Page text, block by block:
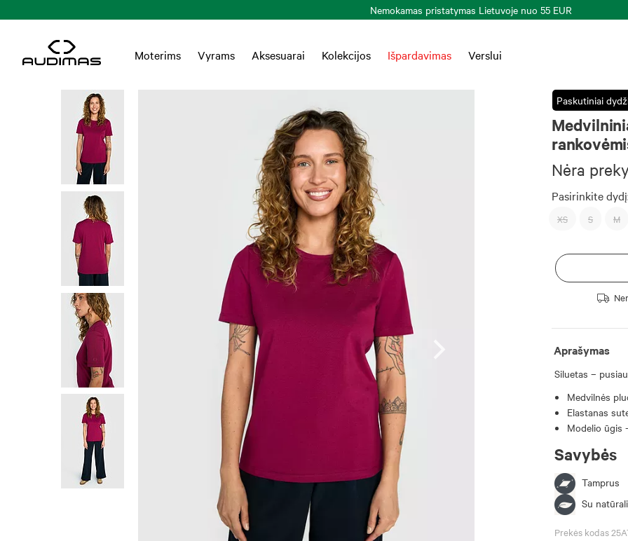
Nemokamas pristatymas Lietuvoje nuo 55 EUR
Moterims Vyrams Aksesuarai Kolekcijos Išpardavimas Verslui
Paskutiniai
Nėra
Pasirinkite
XS S M
Aprašymas
Siluetas –
Medvilnės
Elastanas
Modelio ūgis
Savybės
Tamprus
Su
Prekės kodas